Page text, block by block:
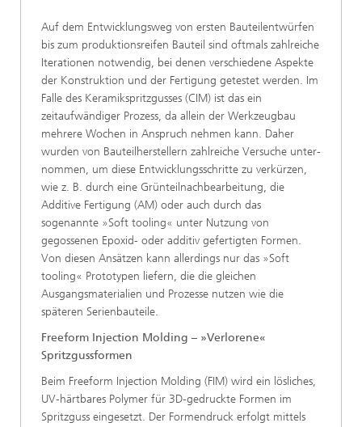
Auf dem Entwicklungsweg von ersten Bauteilentwürfen
bis zum produktionsreifen Bauteil sind oftmals zahlreiche
Iterationen notwendig, bei denen verschiedene Aspekte
der Konstruktion und der Fertigung getestet werden. Im
Falle des Keramikspritz­gusses (CIM) ist das ein
zeitaufwändiger Prozess, da allein der Werkzeugbau
mehrere Wochen in Anspruch nehmen kann. Daher
wurden von Bauteilherstellern zahlreiche Versuche unter­
nommen, um diese Entwicklungsschritte zu verkürzen,
wie z. B. durch eine Grünteilnachbearbeitung, die
Additive Fertigung (AM) oder auch durch das
sogenannte »Soft tooling« unter Nutzung von
gegossenen Epoxid- oder additiv gefertigten Formen.
Von diesen Ansätzen kann allerdings nur das »Soft
tooling« Proto­typen liefern, die die gleichen
Ausgangsmaterialien und Pro­zesse nutzen wie die
späteren Serienbauteile.
Freeform Injection Molding – »Verlorene«
Spritzgussformen
Beim Freeform Injection Molding (FIM) wird ein lösliches,
UV-härtbares Polymer für 3D-gedruckte Formen im
Spritzguss ein­gesetzt. Der Formendruck erfolgt mittels